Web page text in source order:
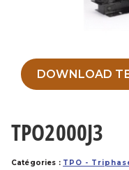
DOWNLOAD
TPO2000J3
Catégories : TPO -